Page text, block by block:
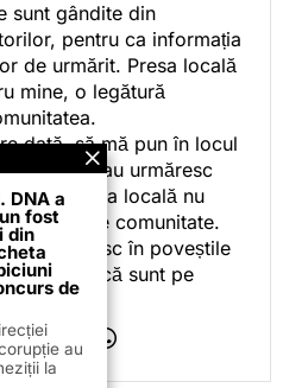
sunt gândite din
pentru ca informația
de urmărit. Presa locală
mine, o legătură
dată, să mă pun în locul
privesc sau urmăresc
că presa locală nu
ci despre comunitate.
se regăsesc în poveștile
înseamnă că sunt pe
DNA a
fost
din
de
au
la